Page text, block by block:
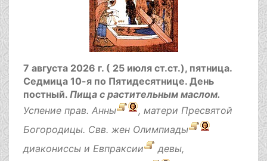
7 августа 2026 г. ( 25 июля ст.ст.), пятница.
Седмица 10-я по Пятидесятнице. День
постный. Пища с растительным маслом.
Успение прав. Анны
, матери Пресвятой
Богородицы. Свв. жен Олимпиады
диакониссы и Евпраксии
девы,